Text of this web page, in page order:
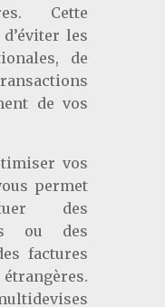
Cette
les
de
de vos
vos
permet
des
ou des
factures